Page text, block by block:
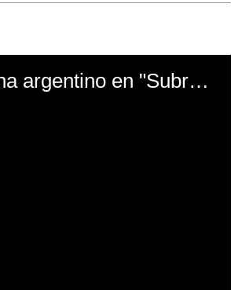
El mal momento de Yanina Gasañol con un hincha argentino en "Subrayado"